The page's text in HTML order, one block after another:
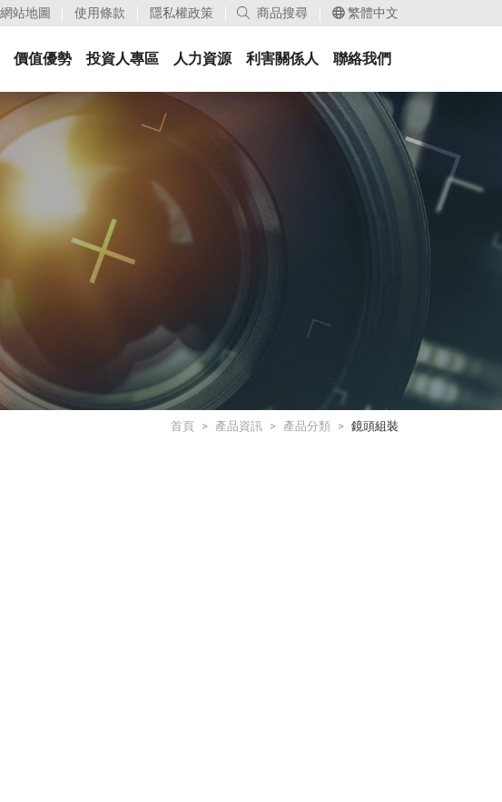
網站地圖 使用條款 隱私權政策 商品搜尋 繁體中文
價值優勢 投資人專區 人力資源 利害關係人 聯絡我們
首頁 產品資訊 產品分類 鏡頭組裝